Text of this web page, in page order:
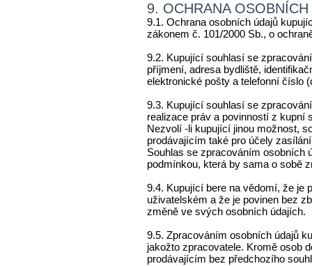
9. OCHRANA
9.1. Ochrana osobních údajů
zákonem č. 101/2000 Sb., o
9.2. Kupující souhlasí se
příjmení, adresa bydliště,
elektronické pošty a telefonní číslo
9.3. Kupující souhlasí se
realizace práv a povinností z kupní
Nezvolí -li kupující jinou možnost,
prodávajícím také pro účely
Souhlas se zpracováním osobních
podmínkou, která by sama o sobě
9.4. Kupující bere na vědomí, že je
uživatelském a že je povinen bez
změně ve svých osobních údajích.
9.5. Zpracováním osobních údajů
jakožto zpracovatele. Kromě osob
prodávajícím bez předchozího